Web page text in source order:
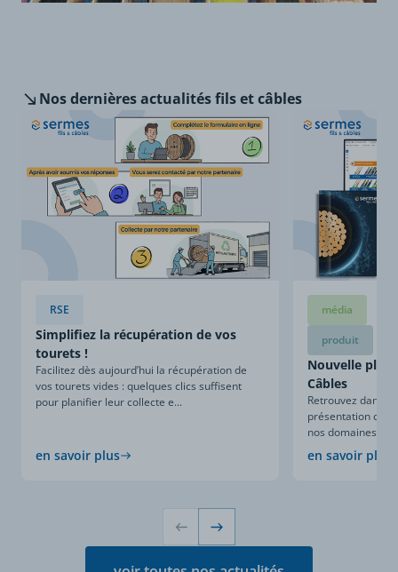
Nos dernièresactualités fils et câbles
RSE
Simplifiez la récupération de vos
tourets !
Facilitez dès aujourd’hui la récupération de
vos tourets vides : quelques clics suffisent
pour planifier leur collecte e...
en savoir plus
média
produit
Nouvelle
Câbles
Retrouvez dans
présentation
nos domaines
en savoir plus